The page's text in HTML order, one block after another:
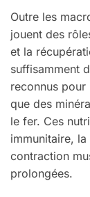
Outre les
jouent des
et la
suffisamment
reconnus
que des
le fer. Ces
immunitaire,
contraction
prolongées.